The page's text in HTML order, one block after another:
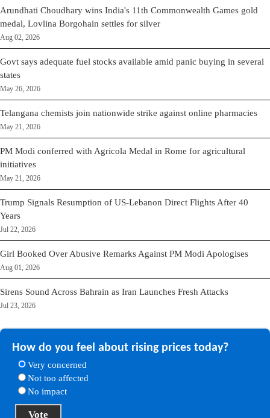
Arundhati Choudhary wins India's 11th Commonwealth Games gold
medal, Lovlina Borgohain settles for silver
Aug 02, 2026
Govt says adequate fuel stocks available amid panic buying in several
states
May 26, 2026
Telangana chemists join nationwide strike against online pharmacies
May 21, 2026
PM Modi conferred with Agricola Medal in Rome for agricultural
initiatives
May 21, 2026
Trump Signals Resumption of US-Lebanon Direct Flights After 40
Years
Jul 22, 2026
Girl Booked Over Abusive Remarks Against PM Modi Apologises
Aug 01, 2026
Sirens Sound Across Bahrain as Iran Launches Fresh Attacks
Jul 23, 2026
How do you feel about rising prices today?
Very concerned
Not too affected
No impact